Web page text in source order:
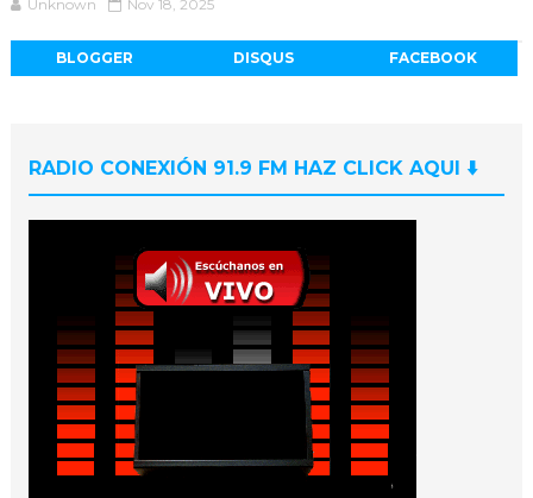
Unknown Nov 18, 2025
BLOGGER DISQUS FACEBOOK
RADIO CONEXIÓN 91.9 FM HAZ CLICK AQUI ⬇️